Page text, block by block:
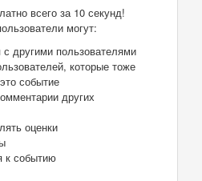
всего за 10 секунд!
могут:
с другими пользователями
которые тоже
событие
других
оценки
к событию